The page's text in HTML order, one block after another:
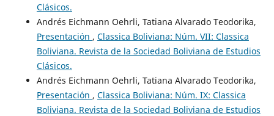
Clásicos.
Andrés Eichmann Oehrli, Tatiana Alvarado Teodorika,
Presentación , Classica Boliviana: Núm. VII: Classica
Boliviana. Revista de la Sociedad Boliviana de Estudios
Clásicos.
Andrés Eichmann Oehrli, Tatiana Alvarado Teodorika,
Presentación , Classica Boliviana: Núm. IX: Classica
Boliviana. Revista de la Sociedad Boliviana de Estudios